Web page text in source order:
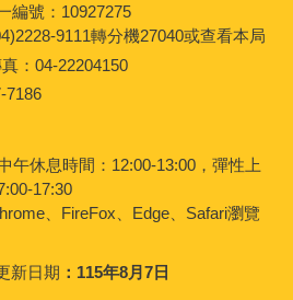
10927275
9111轉分機27040或查看本局
：04-22204150
7186
午休息時間：12:00-13:00，彈性上
17:30
、FireFox、Edge、Safari瀏覽
新日期 115年8月7日